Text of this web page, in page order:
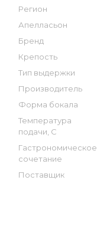
Регион
Апелласьон
Бренд
Крепость
Тип выдержки
Производитель
Форма бокала
Температура
подачи, С
Гастрономическое
сочетание
Поставщик